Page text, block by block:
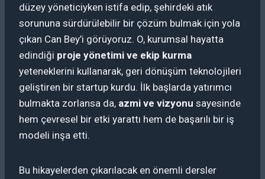
düzey yöneticiyken istifa edip, şehirdeki atık
sorununa sürdürülebilir bir çözüm bulmak için yola
çıkan Can Bey’i görüyoruz. O, kurumsal hayatta
edindiği proje yönetimi ve ekip kurma
yeteneklerini kullanarak, geri dönüşüm teknolojileri
geliştiren bir startup kurdu. İlk başlarda yatırımcı
bulmakta zorlansa da, azmi ve vizyonu sayesinde
hem çevresel bir etki yarattı hem de başarılı bir iş
modeli inşa etti.
Bu hikayelerden çıkarılacak en önemli dersler